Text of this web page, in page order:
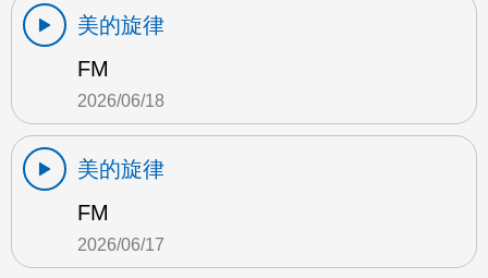
美的旋律
FM
2026/06/18
美的旋律
FM
2026/06/17